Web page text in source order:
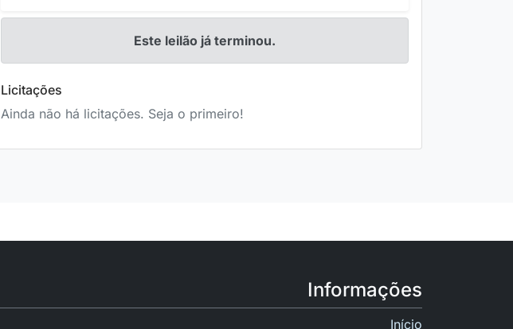
Este leilão já terminou.
Licitações
Ainda não há licitações. Seja o primeiro!
Informações
Início